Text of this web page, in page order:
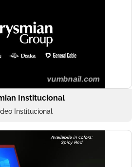
Institucional
Institucional